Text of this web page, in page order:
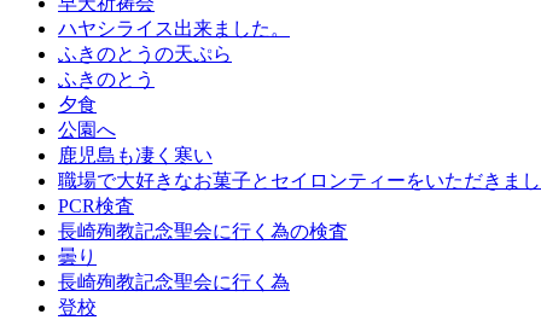
ハヤシライス出来ました。
ふきのとうの天ぷら
ふきのとう
夕食
公園へ
鹿児島も凄く寒い
職場で大好きなお菓子とセイロンティーをいただきま
PCR検査
長崎殉教記念聖会に行く為の検査
曇り
長崎殉教記念聖会に行く為
登校